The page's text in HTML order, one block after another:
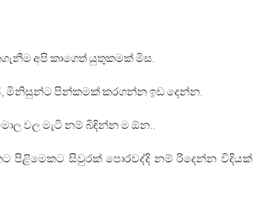
අපි කාගෙත් යුතුකමක් මිස.
මිනිසුන්ට පින්කමක් කරගන්න ඉඩ දෙන්න.
වල මැටි නම් බිඳින්න ම ඕන..
පිළිමෙකට සිවුරක් පොරවද්දි නම් රිදෙන්න විදියක්